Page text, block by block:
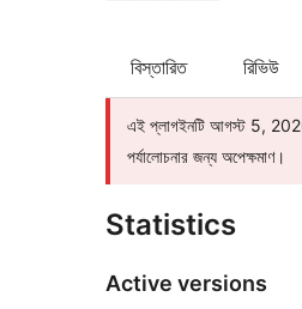
বিস্তারিত রিভিউ
এই প্লাগইনটি আগস্ট 5, 2026
পর্যালোচনার জন্য অপেক্ষমাণ।
Statistics
Active versions